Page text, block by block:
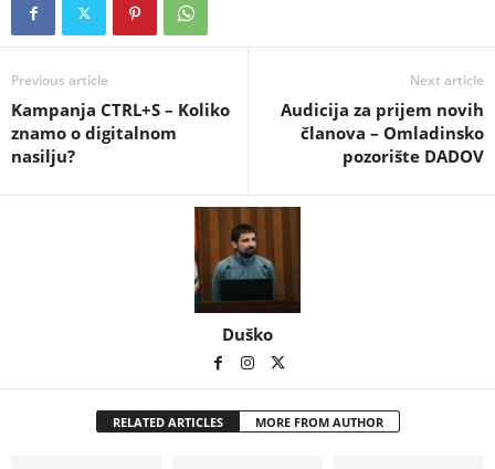
Previous article
Kampanja CTRL+S – Koliko
znamo o digitalnom
nasilju?
Next article
Audicija za prijem novih
članova – Omladinsko
pozorište DADOV
Duško
RELATED ARTICLES MORE FROM AUTHOR